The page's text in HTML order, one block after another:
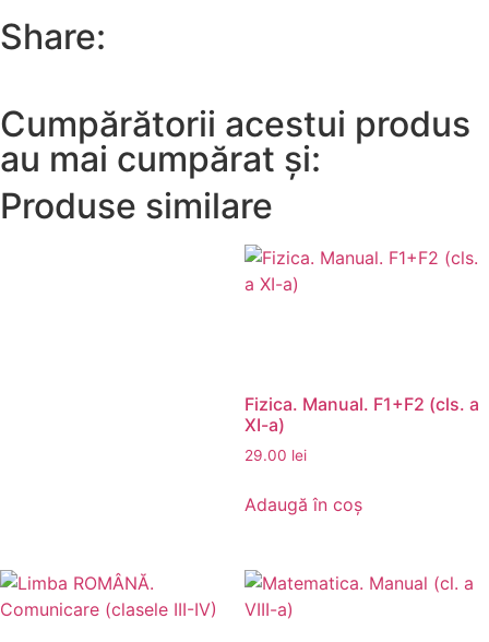
Share:
Cumpărătorii acestui produs
au mai cumpărat și:
Produse similare
Fizica. Manual. F1+F2 (cls. a
XI-a)
29.00 lei
Adaugă în coș